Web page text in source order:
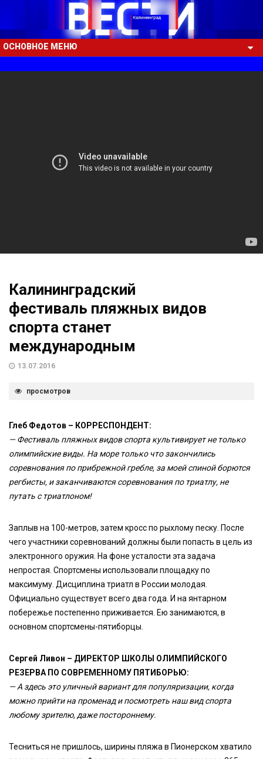
ОСНОВНОЕ МЕНЮ
Калининградский
фестиваль пляжных видов
спорта станет
международным
13.07.2016
просмотров
Глеб Федотов – КОРРЕСПОНДЕНТ:
— Фестиваль пляжных видов спорта культивирует не только
олимпийские виды. На море только что закончились
соревнования по прибрежной гребле, за моей спиной борются
регбисты, и заканчиваются соревнования по триатлу, не
путать с триатлоном!
Заплыв на 100-метров, затем кросс по рыхлому песку. После
чего участники соревнований должны были попасть в цель из
электронного оружия. На фоне усталости эта задача
непростая. Спортсмены использовали площадку по
максимуму. Дисциплина триатл в России молодая.
Официально существует всего два года. И на янтарном
побережье постепенно приживается. Ею занимаются, в
основном спортсмены-пятиборцы.
Сергей Ливон – ДИРЕКТОР ШКОЛЫ ОЛИМПИЙСКОГО
РЕЗЕРВА ПО СОВРЕМЕННОМУ ПЯТИБОРЬЮ:
— А здесь это уличный вариант для популяризации, когда
можно прийти на променад и посмотреть наш вид спорта
любому зрителю, даже постороннему.
Тесниться не пришлось, ширины пляжа в Пионерском хватило